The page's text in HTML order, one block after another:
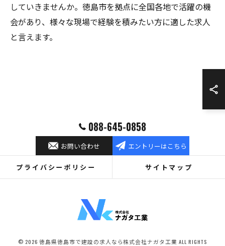
していきませんか。徳島市を拠点に全国各地で活躍の機
会があり、様々な現場で経験を積みたい方に適した求人
と言えます。
088-645-0858
お問い合わせ エントリーはこちら
プライバシーポリシー サイトマップ
© 2026 徳島県徳島市で建設の求人なら株式会社ナガタ工業 ALL RIGHTS